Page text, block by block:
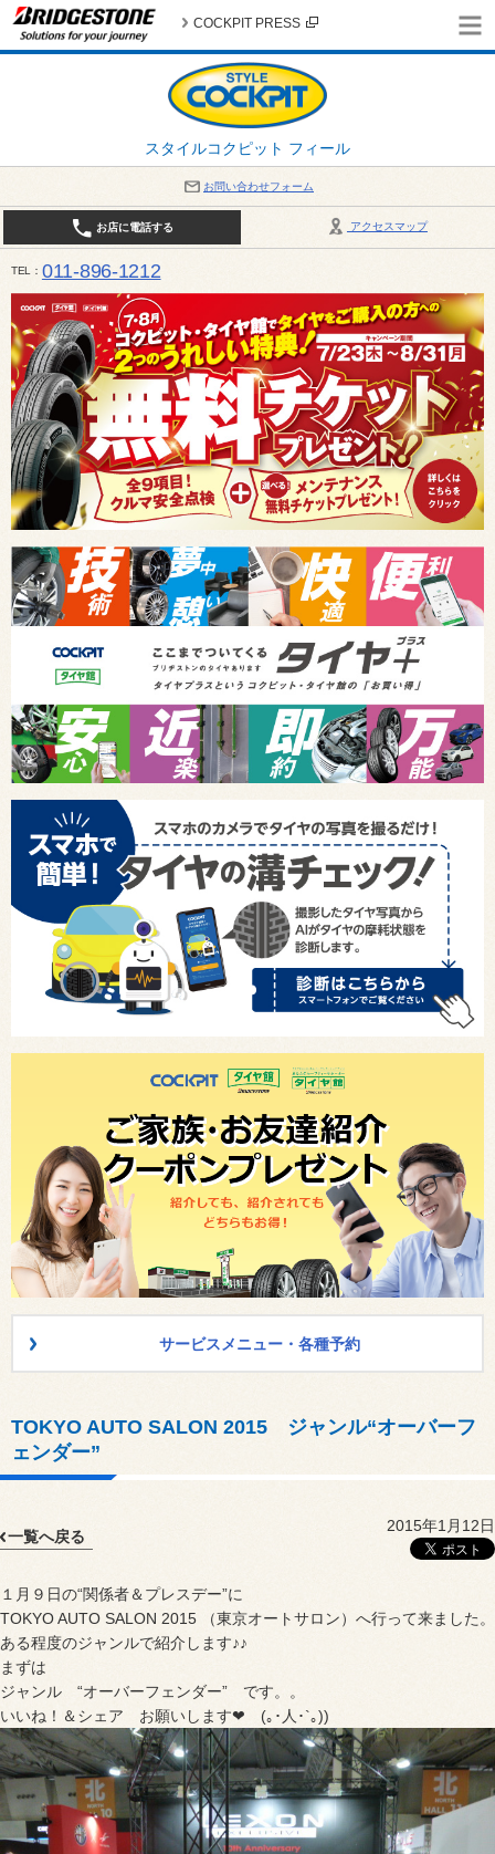
スタイルコクピット フィール
COCKPIT PRESS
お問い合わせフォーム
アクセスマップ
お店に電話する
TEL 011-896-1212
平日・日・祝日：作業受付10:00～17:30 、商談受付は10:00～18:00 まで 営業時間は10:00～
受け出来ない場合がございます。店舗までお問い合わせください。電話も込み合うことが予想さ
日：2026年8月の定休日 毎週 火曜日と水曜日 8月10日(月曜日) から 8月14日(金曜
サービスメニュー・各種予約
TOKYO AUTO SALON 2015 ジャンル“オーバーフ
ェンダー”
一覧へ戻る
2015年1月12日
１月９日の“関係者＆プレスデー”に
TOKYO AUTO SALON 2015 （東京オートサロン）へ行って来ました。
ある程度のジャンルで紹介します♪♪
まずは
ジャンル “オーバーフェンダー” です。。
いいね！＆シェア お願いします❤ (｡･人･`｡))